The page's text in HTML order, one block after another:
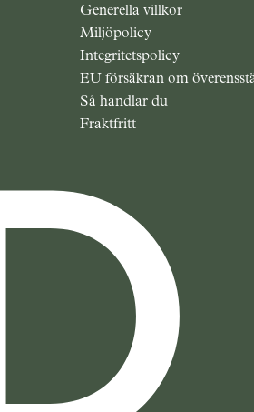
Generella villkor
Miljöpolicy
Integritetspolicy
EU försäkran om
Så handlar du
Fraktfritt